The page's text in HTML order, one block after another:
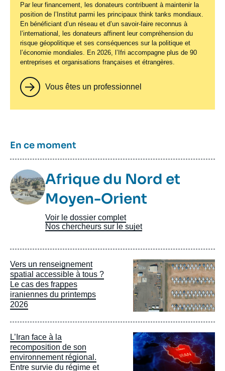
Par leur financement, les donateurs contribuent à maintenir la
position de l’Institut parmi les principaux think tanks mondiaux.
En bénéficiant d’un réseau et d’un savoir-faire reconnus à
l’international, les donateurs affinent leur compréhension du
risque géopolitique et ses conséquences sur la politique et
l’économie mondiales. En 2026, l’Ifri accompagne plus de 90
entreprises et organisations françaises et étrangères.
Vous êtes un professionnel
Titre
En ce moment
Image
TaxonomieAfrique du Nord et
Moyen-Orient
Voir le dossier complet
Nos chercheurs sur le sujet
Vers un renseignement
spatial accessible à tous ?
Le cas des frappes
iraniennes du printemps
2026
Image
principale
L’Iran face à la
recomposition de son
environnement régional.
Entre survie du régime et
Image
principale